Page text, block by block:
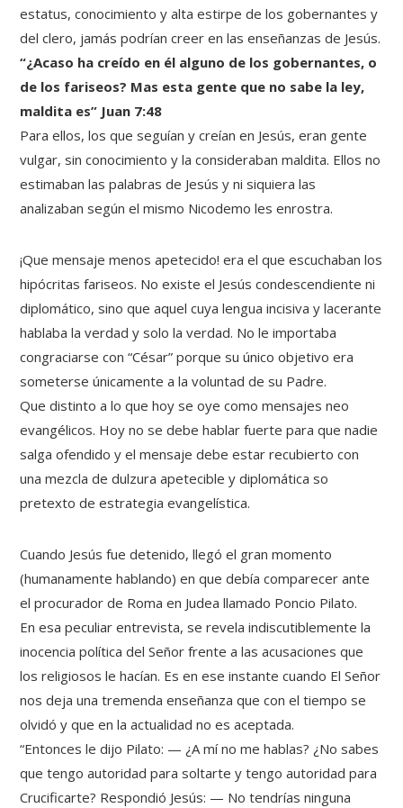
estatus, conocimiento y alta estirpe de los gobernantes y
del clero, jamás podrían creer en las enseñanzas de Jesús.
“¿Acaso ha creído en él alguno de los gobernantes, o
de los fariseos? Mas esta gente que no sabe la ley,
maldita es” Juan 7:48
Para ellos, los que seguían y creían en Jesús, eran gente
vulgar, sin conocimiento y la consideraban maldita. Ellos no
estimaban las palabras de Jesús y ni siquiera las
analizaban según el mismo Nicodemo les enrostra.
¡Que mensaje menos apetecido! era el que escuchaban los
hipócritas fariseos. No existe el Jesús condescendiente ni
diplomático, sino que aquel cuya lengua incisiva y lacerante
hablaba la verdad y solo la verdad. No le importaba
congraciarse con “César” porque su único objetivo era
someterse únicamente a la voluntad de su Padre.
Que distinto a lo que hoy se oye como mensajes neo
evangélicos. Hoy no se debe hablar fuerte para que nadie
salga ofendido y el mensaje debe estar recubierto con
una mezcla de dulzura apetecible y diplomática so
pretexto de estrategia evangelística.
Cuando Jesús fue detenido, llegó el gran momento
(humanamente hablando) en que debía comparecer ante
el procurador de Roma en Judea llamado Poncio Pilato.
En esa peculiar entrevista, se revela indiscutiblemente la
inocencia política del Señor frente a las acusaciones que
los religiosos le hacían. Es en ese instante cuando El Señor
nos deja una tremenda enseñanza que con el tiempo se
olvidó y que en la actualidad no es aceptada.
“Entonces le dijo Pilato: — ¿A mí no me hablas? ¿No sabes
que tengo autoridad para soltarte y tengo autoridad para
Crucificarte? Respondió Jesús: — No tendrías ninguna